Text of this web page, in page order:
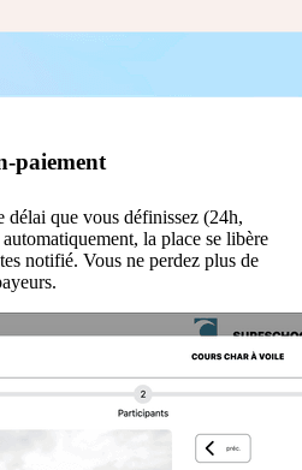
paiement
délai que vous définissez (24h,
la place se libère
notifié. Vous ne perdez plus de